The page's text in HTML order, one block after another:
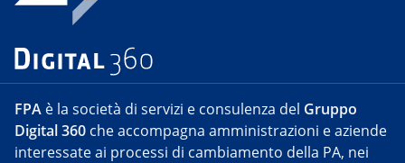
FPA è la società di servizi e consulenza del Gruppo
Digital 360 che accompagna amministrazioni e aziende
interessate ai processi di cambiamento della PA, nei